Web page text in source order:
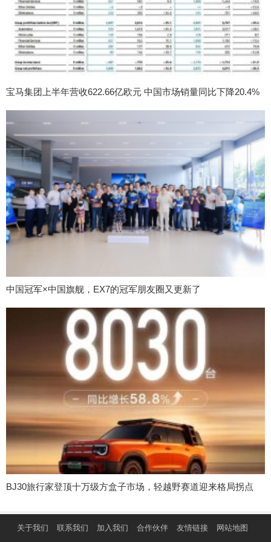
宝马集团上半年营收622.66亿欧元 中国市场销量同比下降20.4%
中国冠军×中国旗舰，EX7的冠军朋友圈又更新了
BJ30旅行家登顶十万级方盒子市场，轻越野赛道迎来格局拐点
关于我们 联系我们 加入我们 合作伙伴 友情链接 网站地图